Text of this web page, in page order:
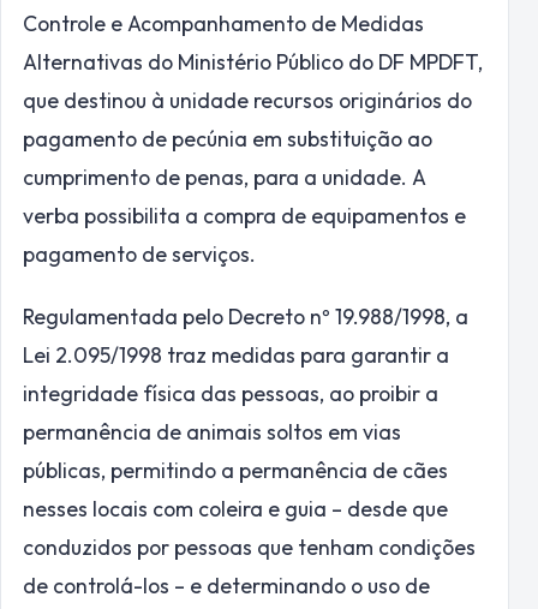
Controle e Acompanhamento de Medidas
Alternativas do Ministério Público do DF MPDFT,
que destinou à unidade recursos originários do
pagamento de pecúnia em substituição ao
cumprimento de penas, para a unidade. A
verba possibilita a compra de equipamentos e
pagamento de serviços.
Regulamentada pelo Decreto nº 19.988/1998, a
Lei 2.095/1998 traz medidas para garantir a
integridade física das pessoas, ao proibir a
permanência de animais soltos em vias
públicas, permitindo a permanência de cães
nesses locais com coleira e guia – desde que
conduzidos por pessoas que tenham condições
de controlá-los – e determinando o uso de